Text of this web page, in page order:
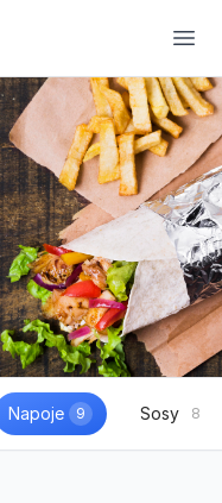
Napoje 9 Sosy 8